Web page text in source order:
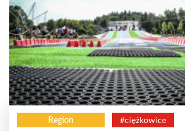
Region #ciężkowice